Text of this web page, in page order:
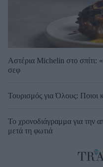
Αστέρια Michelin στο σπίτι:
σεφ
Τουρισμός για Όλους: Ποιοι
Το χρονοδιάγραμμα για την
μετά τη φωτιά